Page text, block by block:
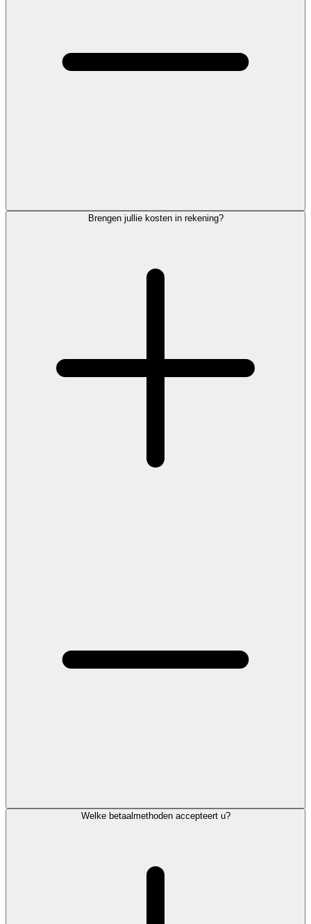
Brengen jullie kosten in rekening?
Welke betaalmethoden accepteert u?